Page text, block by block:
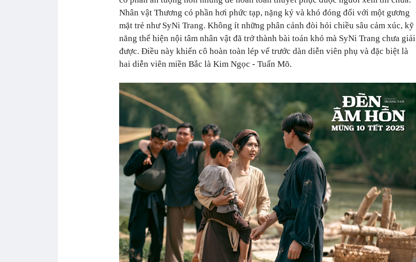
Nhân vật Thương có phần hơi phức tạp, nặng ký và khó đóng đối với một gương
mặt trẻ như SyNi Trang. Không ít những phân cảnh đòi hỏi chiều sâu cảm xúc, kỹ
năng thể hiện nội tâm nhân vật đã trở thành bài toán khó mà SyNi Trang chưa giải
được. Điều này khiến cô hoàn toàn lép vế trước dàn diễn viên phụ và đặc biệt là
hai diễn viên miền Bắc là Kim Ngọc - Tuấn Mõ.